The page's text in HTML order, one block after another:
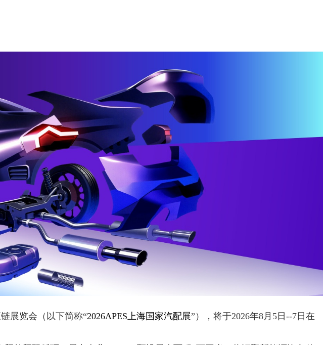
展览会（以下简称“2026APES上海国家汽配展”），将于2026年8月5日--7日在